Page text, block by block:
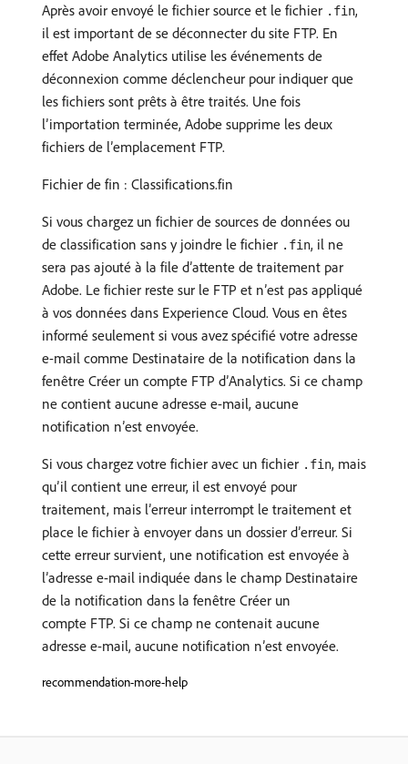
Après avoir envoyé le fichier source et le fichier .fin,
il est important de se déconnecter du site FTP. En
effet Adobe Analytics utilise les événements de
déconnexion comme déclencheur pour indiquer que
les fichiers sont prêts à être traités. Une fois
lʼimportation terminée, Adobe supprime les deux
fichiers de lʼemplacement FTP.
Fichier de fin : Classifications.fin
Si vous chargez un fichier de sources de données ou
de classification sans y joindre le fichier .fin, il ne
sera pas ajouté à la file dʼattente de traitement par
Adobe. Le fichier reste sur le FTP et n’est pas appliqué
à vos données dans Experience Cloud. Vous en êtes
informé seulement si vous avez spécifié votre adresse
e-mail comme Destinataire de la notification dans la
fenêtre Créer un compte FTP d’Analytics. Si ce champ
ne contient aucune adresse e-mail, aucune
notification n’est envoyée.
Si vous chargez votre fichier avec un fichier .fin, mais
qu’il contient une erreur, il est envoyé pour
traitement, mais l’erreur interrompt le traitement et
place le fichier à envoyer dans un dossier d’erreur. Si
cette erreur survient, une notification est envoyée à
l’adresse e-mail indiquée dans le champ Destinataire
de la notification dans la fenêtre Créer un
compte FTP. Si ce champ ne contenait aucune
adresse e-mail, aucune notification nʼest envoyée.
recommendation-more-help